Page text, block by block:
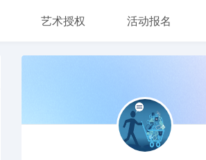
艺术授权 活动报名